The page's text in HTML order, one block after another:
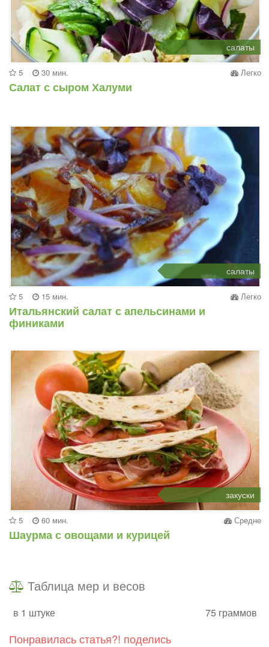
салаты
5 30 мин. Легко
Салат с сыром Халуми
салаты
5 15 мин. Легко
Итальянский салат с апельсинами и
финиками
закуски
5 60 мин. Средне
Шаурма с овощами и курицей
Таблица мер и весов
в 1 штуке 75 граммов
Понравилась статья?! поделись